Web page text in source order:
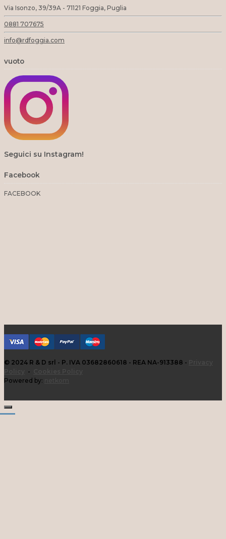
Via Isonzo, 39/39A - 71121 Foggia, Puglia
0881 707675
info@rdfoggia.com
vuoto
Seguici su Instagram!
Facebook
FACEBOOK
© 2024 R & D srl - P. IVA 03682860618 - REA NA-913388 -
-
Powered by: